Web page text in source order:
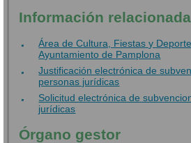
Información relacionada
Área de Cultura, Fiestas y
Ayuntamiento de Pamplona
Justificación electrónica de
personas jurídicas
Solicitud electrónica de
jurídicas
Órgano gestor